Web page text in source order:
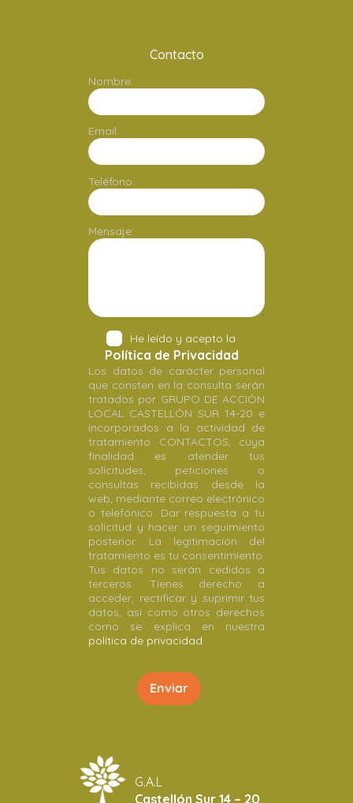
Contacto
Nombre:
Email:
Teléfono:
Mensaje:
He leído y acepto la
Política de Privacidad
Los datos de carácter personal
que consten en la consulta serán
tratados por GRUPO DE ACCIÓN
LOCAL CASTELLÓN SUR 14-20 e
incorporados a la actividad de
tratamiento CONTACTOS, cuya
finalidad es atender tus
solicitudes, peticiones o
consultas recibidas desde la
web, mediante correo electrónico
o telefónico. Dar respuesta a tu
solicitud y hacer un seguimiento
posterior. La legitimación del
tratamiento es tu consentimiento.
Tus datos no serán cedidos a
terceros. Tienes derecho a
acceder, rectificar y suprimir tus
datos, así como otros derechos
como se explica en nuestra
política de privacidad
G.A.L
Castellón Sur 14 – 20